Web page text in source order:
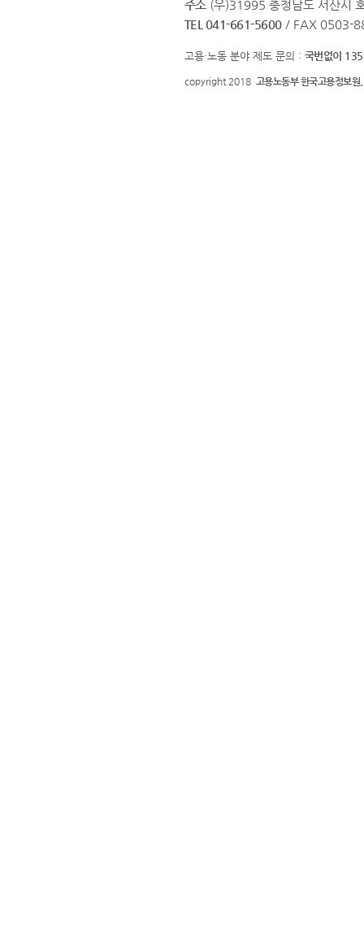
주소 (우)31995 충청남도 서산시
TEL 041-661-5600 / FAX 0503-
고용·노동 분야 제도 문의 : 국번없이
copyright 2018 고용노동부 한국고용정보원.